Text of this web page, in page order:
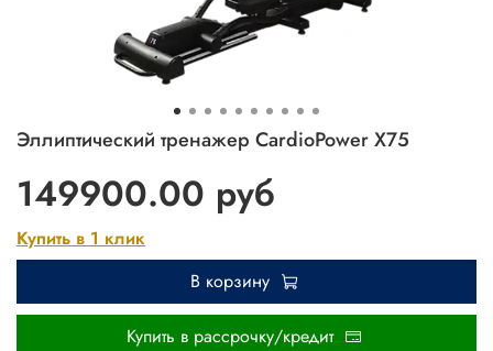
Эллиптический тренажер CardioPower X75
149900.00 руб
Купить в 1 клик
В корзину
Купить в рассрочку/кредит